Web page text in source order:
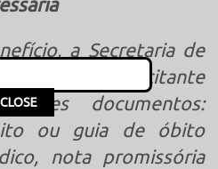
a Secretaria de
que o solicitante
documentos:
ou guia de óbito
nota promissória
will close in:
CLOSE